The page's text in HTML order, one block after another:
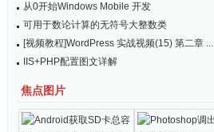
从0开始Windows Mobile 开发
可用于数论计算的无符号大整数类
[视频教程]WordPress 实战视频(15) 第二章 ...
IIS+PHP配置图文详解
焦点图片